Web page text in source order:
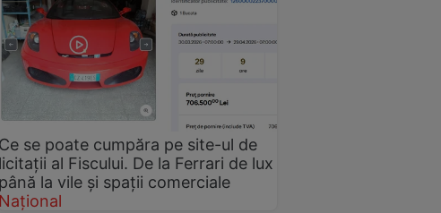
Ce se poate cumpăra pe site-ul de
licitații al Fiscului. De la Ferrari de lux
până la vile și spații comerciale
Național